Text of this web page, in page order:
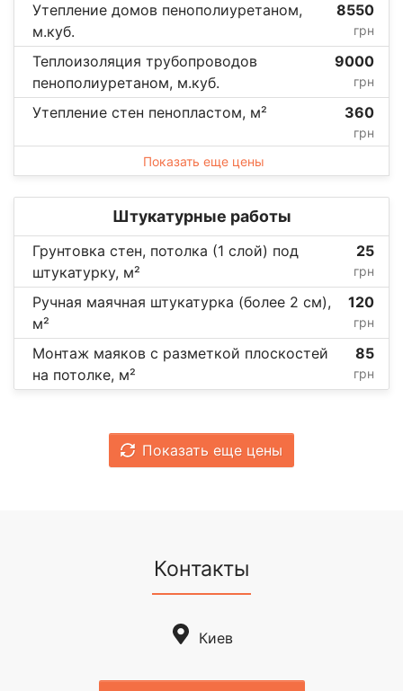
Утепление домов пенополиуретаном,
м.куб.
8550
грн
Теплоизоляция трубопроводов
пенополиуретаном, м.куб.
9000
грн
Утепление стен пенопластом, м² 360
грн
Показать еще цены
Штукатурные работы
Грунтовка стен, потолка (1 слой) под
штукатурку, м²
25
грн
Ручная маячная штукатурка (более 2 см),
м²
120
грн
Монтаж маяков с разметкой плоскостей
на потолке, м²
85
грн
Показать еще цены
Контакты
Киев